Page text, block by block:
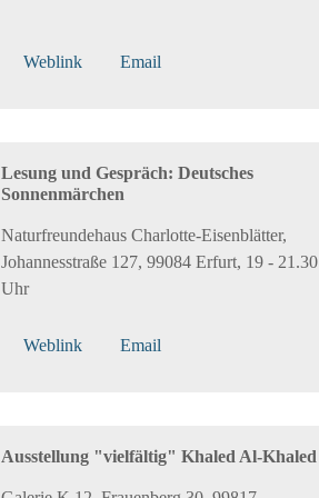
Weblink Email
Lesung und Gespräch: Deutsches
Sonnenmärchen
Naturfreundehaus Charlotte-Eisenblätter,
Johannesstraße 127, 99084 Erfurt, 19 - 21.30
Uhr
Weblink Email
Ausstellung "vielfältig" Khaled Al-Khaled